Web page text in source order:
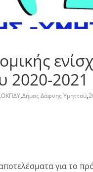
2020-2021
,ΟΚΠΔΥ,Δήμος Δάφνης Υμηττού,
για το